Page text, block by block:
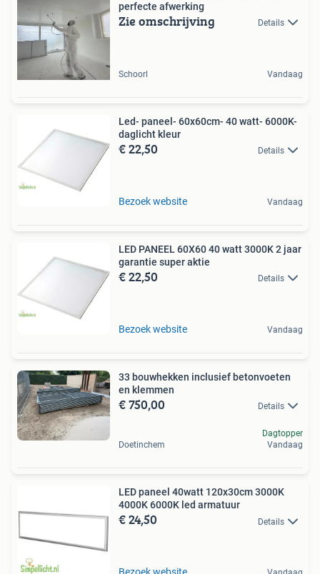
perfecte afwerking
Zie omschrijving Details
Schoorl Vandaag
Led- paneel- 60x60cm- 40 watt- 6000K-
daglicht kleur
€ 22,50 Details
Bezoek website Vandaag
LED PANEEL 60X60 40 watt 3000K 2 jaar
garantie super aktie
€ 22,50 Details
Bezoek website Vandaag
33 bouwhekken inclusief betonvoeten
en klemmen
€ 750,00 Details
Doetinchem
Dagtopper
Vandaag
LED paneel 40watt 120x30cm 3000K
4000K 6000K led armatuur
€ 24,50 Details